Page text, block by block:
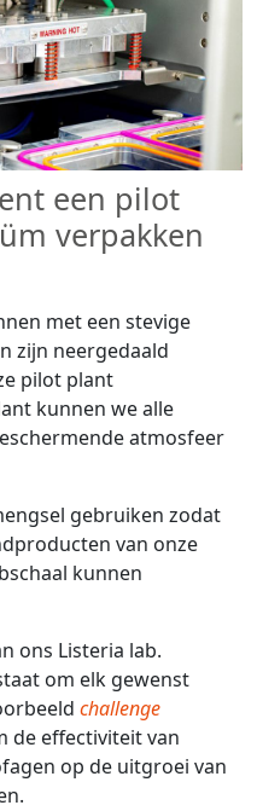
een pilot
verpakken
met een stevige
zijn neergedaald
pilot plant
kunnen we alle
atmosfeer
gebruiken zodat
van onze
kunnen
ons Listeria lab.
om elk gewenst
challenge
de effectiviteit van
op de uitgroei van